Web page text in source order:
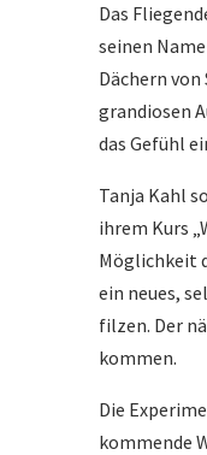
Das
seinen
Dächern
grandiosen
das Gefühl
Tanja Kahl
ihrem Kurs
Möglichkeit
ein neues,
filzen. Der
kommen.
Die
kommende